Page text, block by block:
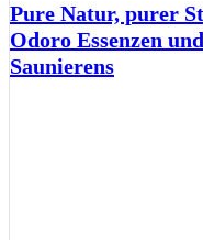
Pure Natur, purer
Odoro Essenzen
Saunierens